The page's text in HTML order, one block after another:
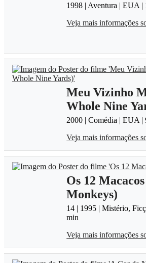
1998 | Aventura | EUA |
Veja mais informações
Meu Vizinho
Whole Nine
2000 | Comédia | EUA |
Veja mais informações
Os 12
Monkeys)
14 | 1995 | Mistério,
min
Veja mais informações